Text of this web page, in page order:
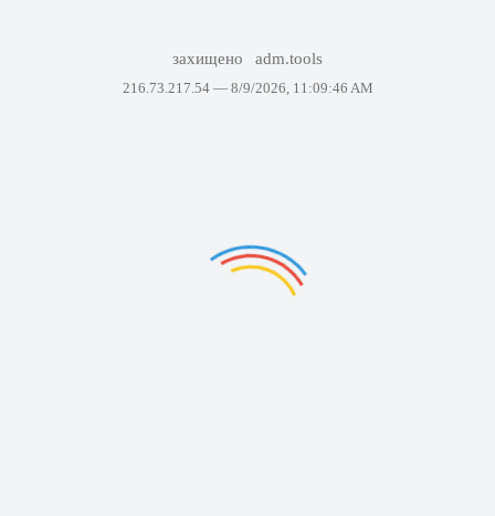
захищено adm.tools
216.73.217.54 — 8/9/2026, 11:09:46 AM